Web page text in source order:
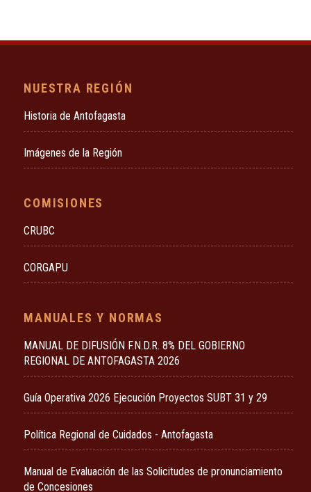
NUESTRA REGIÓN
Historia de Antofagasta
Imágenes de la Región
COMISIONES
CRUBC
CORGAPU
MANUALES Y NORMAS
MANUAL DE DIFUSIÓN F.N.D.R. 8% DEL GOBIERNO
REGIONAL DE ANTOFAGASTA 2026
Guía Operativa 2026 Ejecución Proyectos SUBT 31 y 29
Política Regional de Cuidados - Antofagasta
Manual de Evaluación de las Solicitudes de pronunciamiento
de Concesiones